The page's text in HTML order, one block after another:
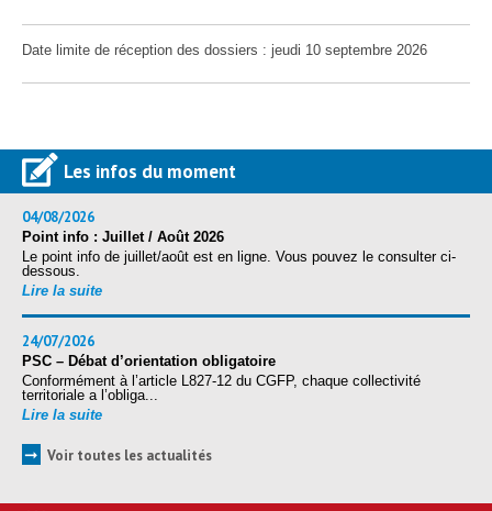
▼
Date limite de réception des dossiers : jeudi 10 septembre 2026
Les infos du moment
04/08/2026
Point info : Juillet / Août 2026
Le point info de juillet/août est en ligne. Vous pouvez le consulter ci-
dessous.
Lire la suite
24/07/2026
PSC – Débat d’orientation obligatoire
Conformément à l’article L827-12 du CGFP, chaque collectivité
territoriale a l’obliga...
Lire la suite
➞ Voir toutes les actualités